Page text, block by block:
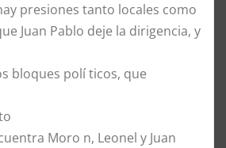
presiones tanto locales como
Juan Pablo deje la dirigencia, y
bloques polí ticos, que
Moro n, Leonel y Juan